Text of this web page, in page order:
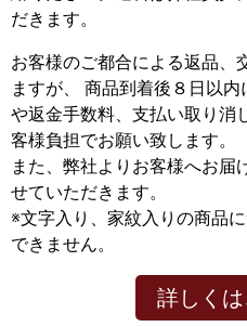
だきます。
お客様のご都合による返品、
ますが、
商品到着後８日以内
や返金手数料、支払い取り消
客様負担でお願い致します。
また、弊社よりお客様へお届
せていただきます。
※文字入り、家紋入りの商品
できません。
詳しく